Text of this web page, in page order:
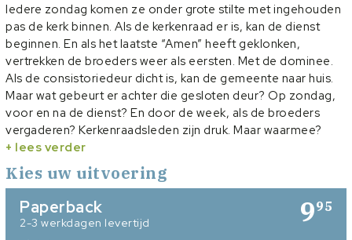
Iedere zondag komen ze onder grote stilte met ingehouden
pas de kerk binnen. Als de kerkenraad er is, kan de dienst
beginnen. En als het laatste “Amen” heeft geklonken,
vertrekken de broeders weer als eersten. Met de dominee.
Als de consistoriedeur dicht is, kan de gemeente naar huis.
Maar wat gebeurt er achter die gesloten deur? Op zondag,
voor en na de dienst? En door de week, als de broeders
vergaderen? Kerkenraadsleden zijn druk. Maar waarmee?
Veel gemeenteleden weten maar de helft. Deze uitgave wil
kerkleden informeren over het kerkenraadswerk, maar heeft
ook als doel praktische tips te geven aan ambtsdragers.
+ lees verder
Kies uw uitvoering
995
Paperback
2-3 werkdagen levertijd